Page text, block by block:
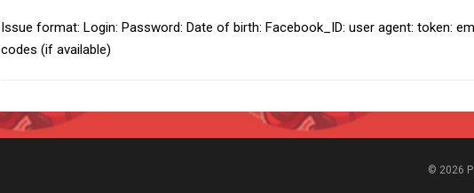
Issue format: Login: Password: Date of birth: Facebook_ID: user agent: token:
codes (if available)
© 2026